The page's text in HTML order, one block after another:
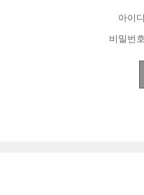
아이
비밀번